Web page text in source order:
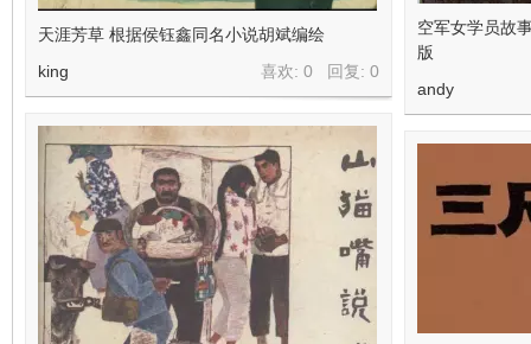
天涯芳草 根据侯钰鑫同名小说胡斌编绘
喜欢: 0 回复: 0
king
空军女学员故
版
andy